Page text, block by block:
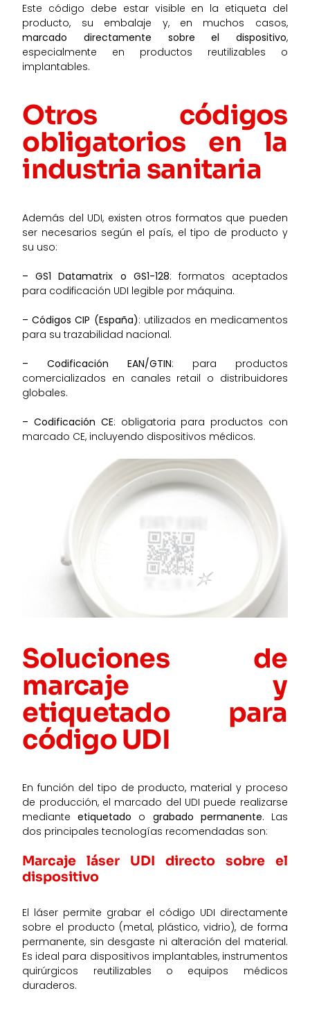
Este código debe estar visible en la etiqueta del
producto, su embalaje y, en muchos casos,
marcado directamente sobre el dispositivo,
especialmente en productos reutilizables o
implantables.
Otros códigos
obligatorios en la
industria sanitaria
Además del UDI, existen otros formatos que pueden
ser necesarios según el país, el tipo de producto y
su uso:
– GS1 Datamatrix o GS1-128: formatos aceptados
para codificación UDI legible por máquina.
– Códigos CIP (España): utilizados en medicamentos
para su trazabilidad nacional.
– Codificación EAN/GTIN: para productos
comercializados en canales retail o distribuidores
globales.
– Codificación CE: obligatoria para productos con
marcado CE, incluyendo dispositivos médicos.
Soluciones de
marcaje y
etiquetado para
código UDI
En función del tipo de producto, material y proceso
de producción, el marcado del UDI puede realizarse
medianteetiquetado o grabado permanente. Las
dos principales tecnologías recomendadas son:
Marcaje láser UDI directo sobre el
dispositivo
El láser permite grabar el código UDI directamente
sobre el producto (metal, plástico, vidrio), de forma
permanente, sin desgaste ni alteración del material.
Es ideal para dispositivos implantables, instrumentos
quirúrgicos reutilizables o equipos médicos
duraderos.